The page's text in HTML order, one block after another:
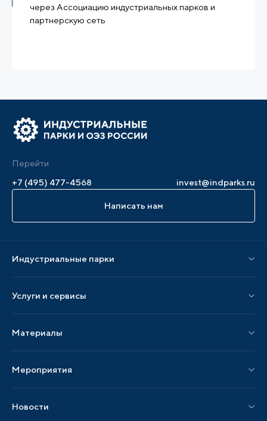
через Ассоциацию индустриальных парков и
партнерскую сеть
Перейти
+7 (495) 477-4568
invest@indparks.ru
Написать нам
Индустриальные парки
Парки по регионам
Услуги и сервисы
Услуги по локализации
Материалы
Публикации СМИ и статьи
Мероприятия
Мероприятия отрасли
Новости